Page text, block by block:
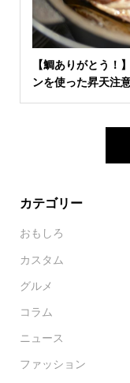
【鯛ありがとう！
ンを使った昇天注
カテゴリー
おもしろ
カスタム
グルメ
コラム
ニュース
ファッション